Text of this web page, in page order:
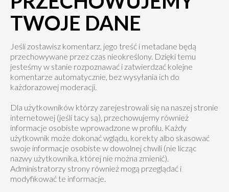
TWOJE DANE
Jeśli zostawisz komentarz, jego treść i metadane będą
przechowywane przez czas nieokreślony. Dzięki temu
jesteśmy w stanie rozpoznawać i zatwierdzać kolejne
komentarze automatycznie, bez wysyłania ich do
każdorazowej moderacji.
Dla użytkowników którzy zarejestrowali się na naszej stronie
internetowej (jeśli tacy są), przechowujemy również
informacje osobiste wprowadzone w profilu. Każdy
użytkownik może dokonać wglądu, korekty albo skasować
swoje informacje osobiste w dowolnej chwili (nie licząc
nazwy użytkownika, której nie można zmienić).
Administratorzy strony również mogą przeglądać i
modyfikować te informacje.